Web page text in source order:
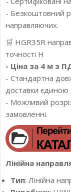
- Безкоштовний
направляючих.
🛒 HGR35R
точності H
- Ціна за 4 м з
- Стандартна
доставки
- Можливий
замовленні.
Лінійна
Тип: Лінійна